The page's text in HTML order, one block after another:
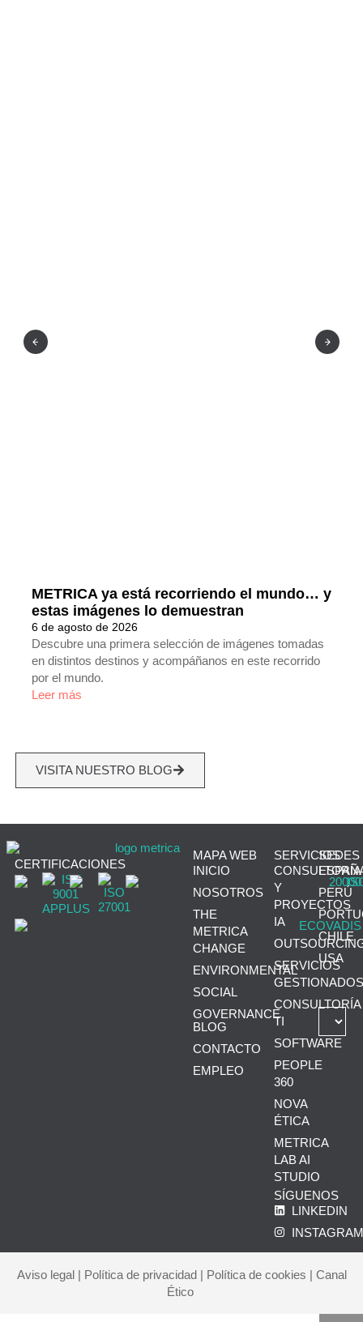
METRICA ya está recorriendo el mundo… y
estas imágenes lo demuestran
6 de agosto de 2026
Descubre una primera selección de imágenes tomadas
en distintos destinos y acompáñanos en este recorrido
por el mundo.
Leer más
VISITA NUESTRO BLOG
CERTIFICACIONES
MAPA WEB
INICIO
NOSOTROS
THE
METRICA
CHANGE
ENVIRONMENTAL
SOCIAL
GOVERNANCE
BLOG
CONTACTO
EMPLEO
SERVICIOS
CONSULTORÍA
Y
PROYECTOS
IA
SERVICIOS
GESTIONADOS
CONSULTORÍA
TI
SOFTWARE
PEOPLE
360
NOVA
ÉTICA
METRICA
LAB AI
STUDIO
SÍGUENOS
LINKEDIN
SEDES
PERÚ
CHILE
USA
Aviso legal Política de privacidad Política de cookies
Canal
Ético